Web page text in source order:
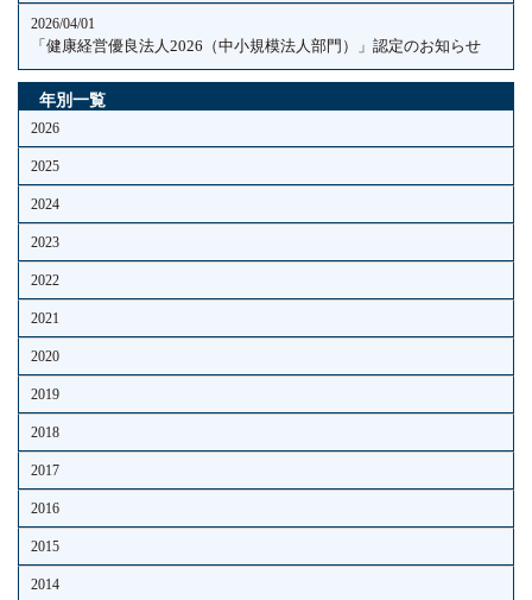
2026/04/01
「健康経営優良法人2026（中小規模法人部門）」認定のお知らせ
年別一覧
2026
2025
2024
2023
2022
2021
2020
2019
2018
2017
2016
2015
2014